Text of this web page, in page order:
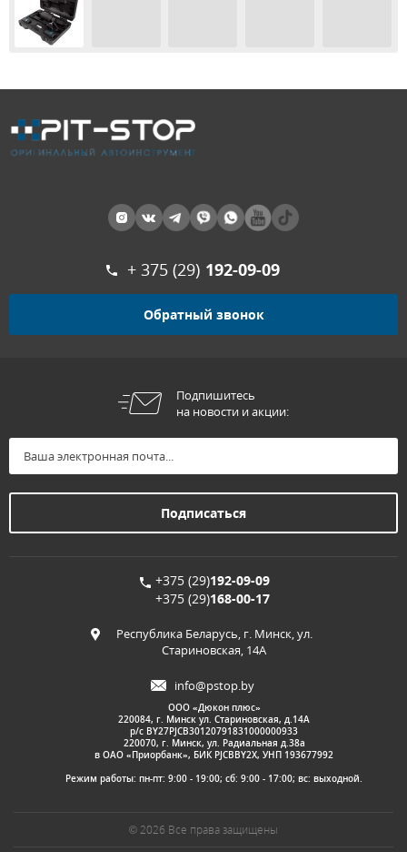
+ 375 (29) 192-09-09
Обратный звонок
Подпишитесь
на новости и акции:
+375 (29)192-09-09
+375 (29)168-00-17
Республика Беларусь, г. Минск, ул.
Стариновская, 14А
info@pstop.by
ООО «Дюкон плюс»
220084, г. Минск ул. Стариновская, д.14А
р/с BY27PJCB30120791831000000933
220070, г. Минск, ул. Радиальная д.38а
в ОАО «Приорбанк», БИК PJCBBY2X, УНП 193677992
Режим работы: пн-пт: 9:00 - 19:00; сб: 9:00 - 17:00; вс: выходной.
© 2026 Все права защищены